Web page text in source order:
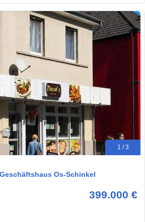
1 / 3
Os-Schinkel
399.000 €